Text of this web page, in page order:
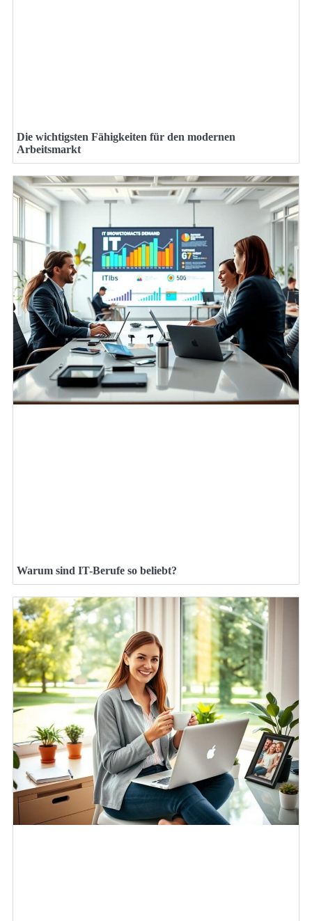
Die wichtigsten Fähigkeiten für den modernen
Arbeitsmarkt
Warum sind IT-Berufe so beliebt?